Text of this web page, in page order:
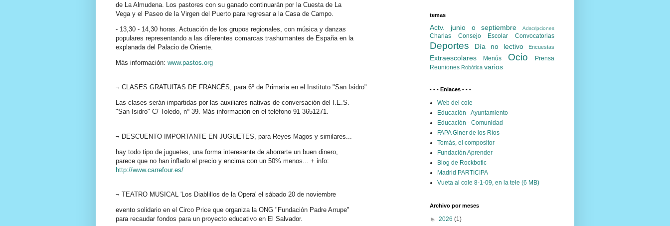
de La Almudena. Los pastores con su ganado continuarán por la Cuesta de La
Vega y el Paseo de la Virgen del Puerto para regresar a la Casa de Campo.
- 13,30 - 14,30 horas. Actuación de los grupos regionales, con música y danzas
populares representando a las diferentes comarcas trashumantes de España en la
explanada del Palacio de Oriente.
Más información: www.pastos.org
¬ CLASES GRATUITAS DE FRANCÉS, para 6º de Primaria en el Instituto "San Isidro"
Las clases serán impartidas por las auxiliares nativas de conversación del I.E.S.
"San Isidro" C/ Toledo, nº 39. Más información en el teléfono 91 3651271.
¬ DESCUENTO IMPORTANTE EN JUGUETES, para Reyes Magos y similares...
hay todo tipo de juguetes, una forma interesante de ahorrarte un buen dinero,
parece que no han inflado el precio y encima con un 50% menos... + info:
http://www.carrefour.es/
¬ TEATRO MUSICAL 'Los Diablillos de la Opera' el sábado 20 de noviembre
evento solidario en el Circo Price que organiza la ONG "Fundación Padre Arrupe"
para recaudar fondos para un proyecto educativo en El Salvador.
temas
Actv. junio o septiembre Adscripciones
Charlas Consejo Escolar Convocatorias
Deportes Día no lectivo Encuestas
Extraescolares Menús Ocio
Prensa
Reuniones Robótica varios
- - - Enlaces - - -
Web del cole
Educación - Ayuntamiento
Educación - Comunidad
FAPA Giner de los Ríos
Tomás, el compositor
Fundación Aprender
Blog de Rockbotic
Madrid PARTICIPA
Vueta al cole 8-1-09, en la tele (6 MB)
Archivo por meses
► 2026 (1)